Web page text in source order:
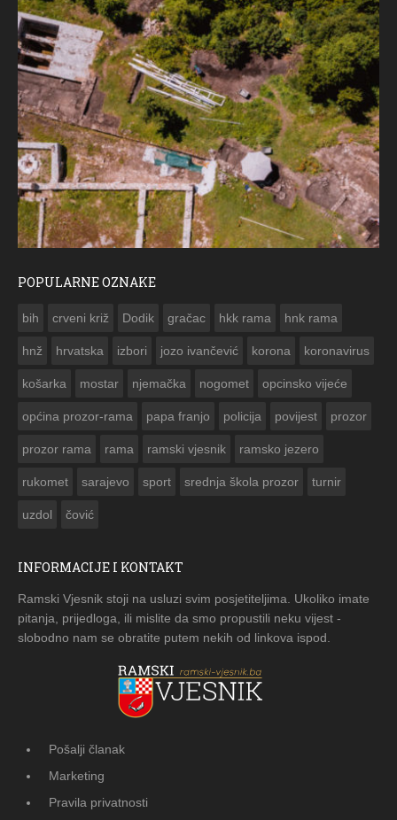
POPULARNE OZNAKE
bih crveni križ Dodik gračac hkk rama hnk rama
hnž hrvatska izbori jozo ivančević korona koronavirus
košarka mostar njemačka nogomet opcinsko vijeće
općina prozor-rama papa franjo policija povijest prozor
prozor rama rama ramski vjesnik ramsko jezero
rukomet sarajevo sport srednja škola prozor turnir
uzdol čović
INFORMACIJE I KONTAKT
Ramski Vjesnik stoji na usluzi svim posjetiteljima. Ukoliko imate
pitanja, prijedloga, ili mislite da smo propustili neku vijest -
slobodno nam se obratite putem nekih od linkova ispod.
Pošalji članak
Marketing
Pravila privatnosti